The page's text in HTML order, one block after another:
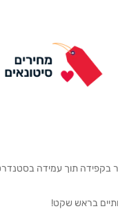
בקפידה תוך עמידה
בראש שקט!